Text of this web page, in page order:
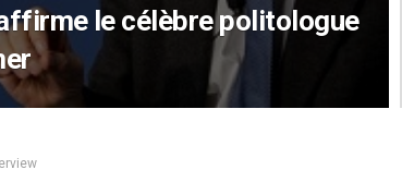
le célèbre politologue